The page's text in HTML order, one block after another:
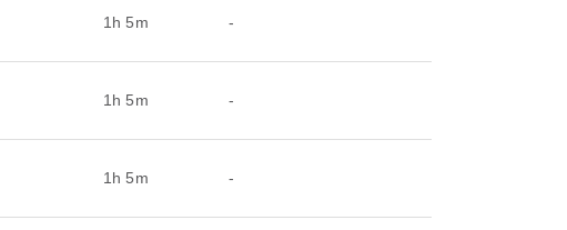
1h 5m -
1h 5m -
1h 5m -